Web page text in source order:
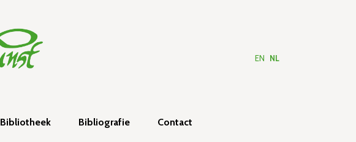
EN NL
Bibliotheek Bibliografie Contact